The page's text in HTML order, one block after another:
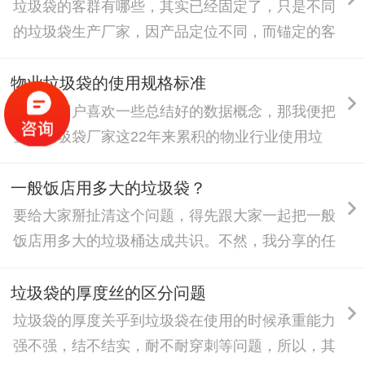
与经济性。
垃圾袋的客群有哪些，其实已经固定了，只是不同
的垃圾袋生产厂家，因产品定位不同，而锚定的客
袋厂家欢迎广大客户和同行来咨询交流，我们的产
品适用什么场景，有些什么客户群体也积极分享给
大家。
物业垃圾袋的使用规格标准
我们的用户喜欢一些总结好的数据概念，那我便把
金悦垃圾袋厂家这22年来累积的物业行业使用垃
一般饭店用多大的垃圾袋？
要给大家掰扯清这个问题，得先跟大家一起把一般
饭店用多大的垃圾桶达成共识。不然，我分享的任
是一个没有固定尺寸的问题。
垃圾袋的厚度丝的区分问题
垃圾袋的厚度关乎到垃圾袋在使用的时候承重能力
强不强，结不结实，耐不耐穿刺等问题，所以，其